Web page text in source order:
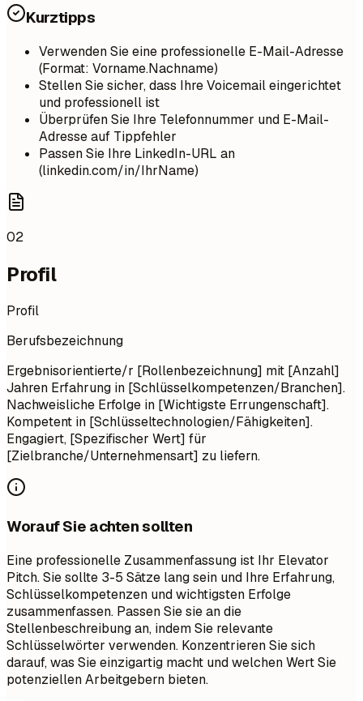
Kurztipps
Verwenden Sie eine professionelle E-Mail-Adresse
(Format: Vorname.Nachname)
Stellen Sie sicher, dass Ihre Voicemail eingerichtet
und professionell ist
Überprüfen Sie Ihre Telefonnummer und E-Mail-
Adresse auf Tippfehler
Passen Sie Ihre LinkedIn-URL an
(linkedin.com/in/IhrName)
02
Profil
Profil
Berufsbezeichnung
Ergebnisorientierte/r [Rollenbezeichnung] mit [Anzahl]
Jahren Erfahrung in [Schlüsselkompetenzen/Branchen].
Nachweisliche Erfolge in [Wichtigste Errungenschaft].
Kompetent in [Schlüsseltechnologien/Fähigkeiten].
Engagiert, [Spezifischer Wert] für
[Zielbranche/Unternehmensart] zu liefern.
Worauf Sie achten sollten
Eine professionelle Zusammenfassung ist Ihr Elevator
Pitch. Sie sollte 3-5 Sätze lang sein und Ihre Erfahrung,
Schlüsselkompetenzen und wichtigsten Erfolge
zusammenfassen. Passen Sie sie an die
Stellenbeschreibung an, indem Sie relevante
Schlüsselwörter verwenden. Konzentrieren Sie sich
darauf, was Sie einzigartig macht und welchen Wert Sie
potenziellen Arbeitgebern bieten.